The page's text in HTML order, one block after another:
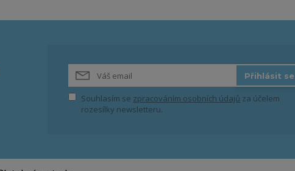
Přihlásit se
Souhlasím se zpracováním osobních údajů za účelem
rozesílky newsletteru.